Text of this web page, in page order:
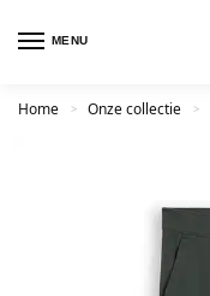
MENU
Home > Onze collectie >